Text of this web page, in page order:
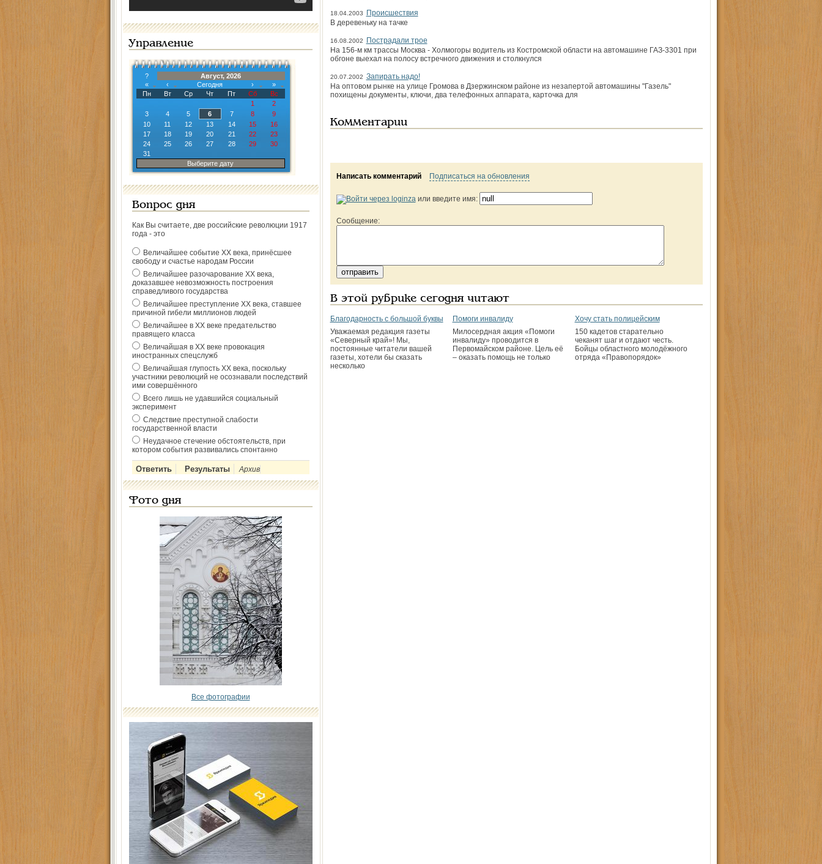
Управление
?
Август, 2026
«
‹ Сегодня ›
»
Пн
Вт Ср Чт Пт Сб
Вс
1
2
3
4 5 6 7 8
9
10
11 12 13 14 15
16
17
18 19 20 21 22
23
24
25 26 27 28 29
30
31
Выберите дату
Вопрос дня
Как Вы считаете, две российские революции 1917
года - это
Величайшее событие ХХ века, принёсшее
свободу и счастье народам России
Величайшее разочарование ХХ века,
доказавшее невозможность построения
справедливого государства
Величайшее преступление ХХ века, ставшее
причиной гибели миллионов людей
Величайшее в ХХ веке предательство
правящего класса
Величайшая в ХХ веке провокация
иностранных спецслужб
Величайшая глупость ХХ века, поскольку
участники революций не осознавали последствий
ими совершённого
Всего лишь не удавшийся социальный
эксперимент
Следствие преступной слабости
государственной власти
Неудачное стечение обстоятельств, при
котором события развивались спонтанно
Архив
Фото дня
Все фотографии
18.04.2003
Происшествия
В деревеньку на тачке
16.08.2002
Пострадали трое
На 156-м км трассы Москва - Холмогоры водитель из Костромской области на автомашине ГАЗ-3301 при
обгоне выехал на полосу встречного движения и столкнулся
20.07.2002 Запирать надо!
На оптовом рынке на улице Громова в Дзержинском районе из незапертой автомашины "Газель"
похищены документы, ключи, два телефонных аппарата, карточка для
Комментарии
Написать комментарий Подписаться на обновления
или введите имя:
Сообщение:
В этой рубрике сегодня читают
Благодарность с большой буквы
Уважаемая редакция газеты
«Северный край»! Мы,
постоянные читатели вашей
газеты, хотели бы сказать
несколько
Помоги инвалиду
Милосердная акция «Помоги
инвалиду» проводится в
Первомайском районе. Цель её
– оказать помощь не только
Хочу стать полицейским
150 кадетов старательно
чеканят шаг и отдают честь.
Бойцы областного молодёжного
отряда «Правопорядок»